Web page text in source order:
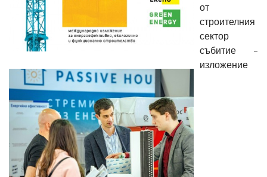
от
строителния
сектор
събитие –
изложение